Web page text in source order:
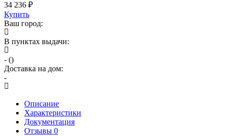
34 236 ₽
Купить
Ваш город:
В пунктах выдачи:
- ()
Доставка на дом:
-
Описание
Характеристики
Документация
Отзывы 0